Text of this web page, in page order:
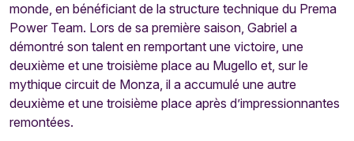
monde, en bénéficiant de la structure technique du Prema
Power Team. Lors de sa première saison, Gabriel a
démontré son talent en remportant une victoire, une
deuxième et une troisième place au Mugello et, sur le
mythique circuit de Monza, il a accumulé une autre
deuxième et une troisième place après d’impressionnantes
remontées.